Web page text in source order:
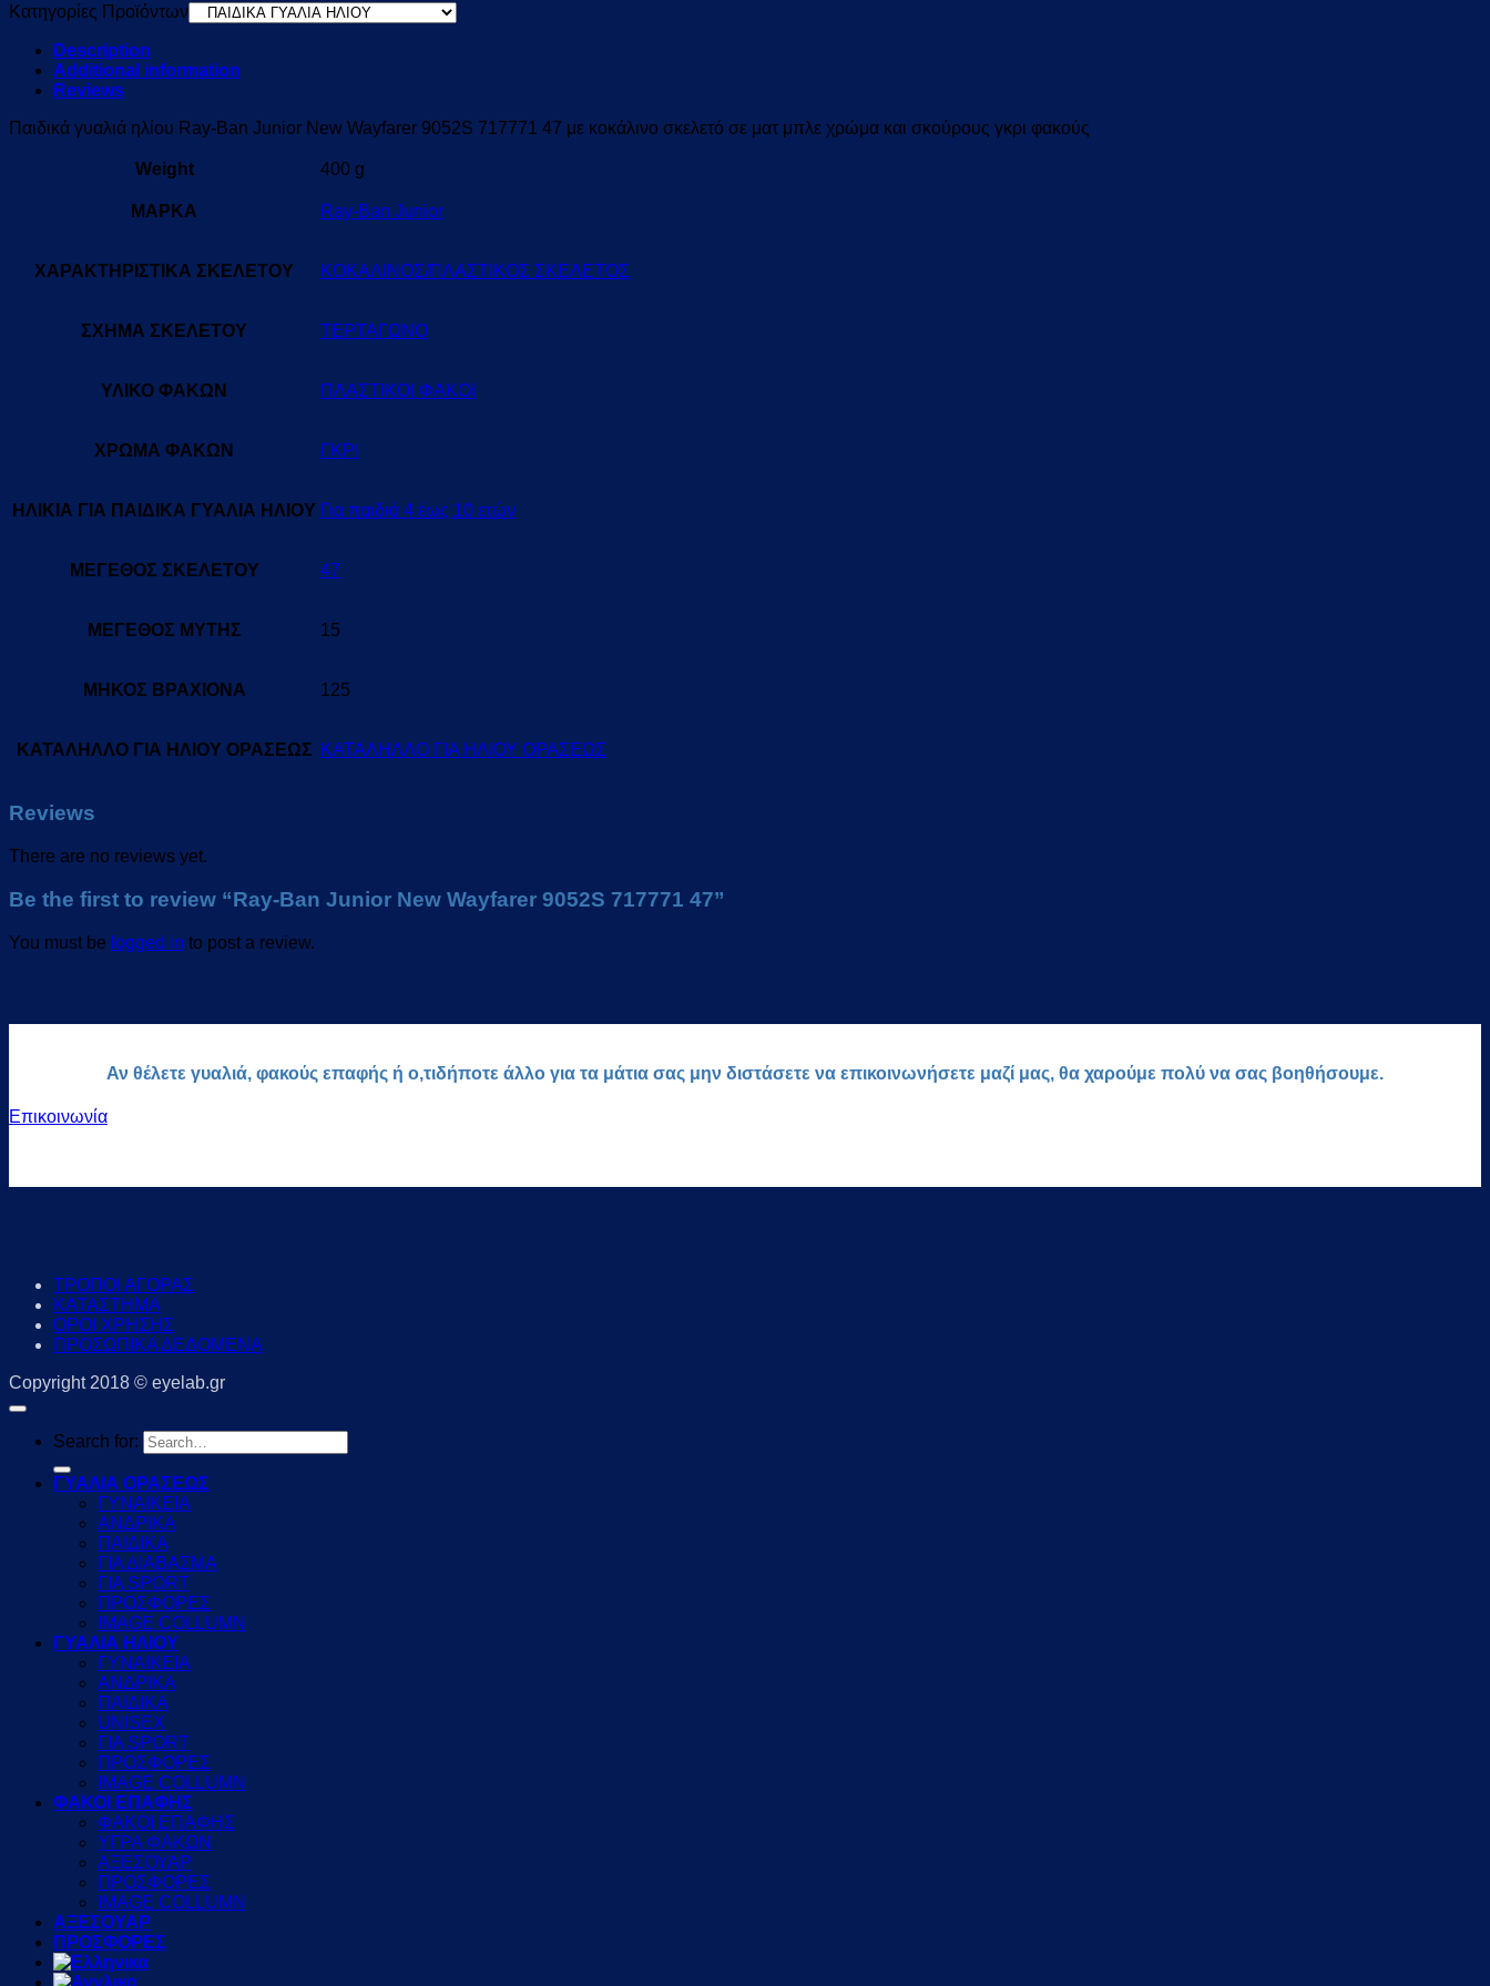
Κατηγορίες Προϊόντων
Description
Additional information
Reviews
Παιδικά γυαλιά ηλίου Ray-Ban Junior New Wayfarer 9052S 717771 47 με κοκάλινο σκελετό σε ματ μπλε χρώμα και σκούρους γκρι φακούς
Weight 400 g
ΜΑΡΚΑ Ray-Ban Junior
ΧΑΡΑΚΤΗΡΙΣΤΙΚΑ ΣΚΕΛΕΤΟΥ ΚΟΚΑΛΙΝΟΣ/ΠΛΑΣΤΙΚΟΣ ΣΚΕΛΕΤΟΣ
ΣΧΗΜΑ ΣΚΕΛΕΤΟΥ ΤΕΡΤΑΓΩΝΟ
ΥΛΙΚΟ ΦΑΚΩΝ ΠΛΑΣΤΙΚΟΙ ΦΑΚΟΙ
ΧΡΩΜΑ ΦΑΚΩΝ ΓΚΡΙ
ΗΛΙΚΙΑ ΓΙΑ ΠΑΙΔΙΚΑ ΓΥΑΛΙΑ ΗΛΙΟΥ Για παιδιά 4 έως 10 ετών
ΜΕΓΕΘΟΣ ΣΚΕΛΕΤΟΥ 47
ΜΕΓΕΘΟΣ ΜΥΤΗΣ 15
ΜΗΚΟΣ ΒΡΑΧΙΟΝΑ 125
ΚΑΤΑΛΗΛΛΟ ΓΙΑ ΗΛΙΟΥ ΟΡΑΣΕΩΣ ΚΑΤΑΛΗΛΛΟ ΓΙΑ ΗΛΙΟΥ ΟΡΑΣΕΩΣ
Reviews
There are no reviews yet.
Be the first to review “Ray-Ban Junior New Wayfarer 9052S 717771 47”
You must be logged in to post a review.
Αν θέλετε γυαλιά, φακούς επαφής ή ο,τιδήποτε άλλο για τα μάτια σας μην διστάσετε να επικοινωνήσετε μαζί μας, θα χαρούμε πολύ να σας βοηθήσουμε.
Επικοινωνία
ΤΡΟΠΟΙ ΑΓΟΡΑΣ
ΚΑΤΑΣΤΗΜΑ
ΟΡΟΙ ΧΡΗΣΗΣ
ΠΡΟΣΩΠΙΚΑ ΔΕΔΟΜΕΝΑ
Copyright 2018 © eyelab.gr
Search for:
ΓΥΑΛΙΑ ΟΡΑΣΕΩΣ
ΓΥΝΑΙΚΕΙΑ
ΑΝΔΡΙΚΑ
ΠΑΙΔΙΚΑ
ΓΙΑ ΔΙΑΒΑΣΜΑ
ΓΙΑ SPORT
ΠΡΟΣΦΟΡΕΣ
IMAGE COLLUMN
ΓΥΑΛΙΑ ΗΛΙΟΥ
ΓΥΝΑΙΚΕΙΑ
ΑΝΔΡΙΚΑ
ΠΑΙΔΙΚΑ
UNISEX
ΓΙΑ SPORT
ΠΡΟΣΦΟΡΕΣ
IMAGE COLLUMN
ΦΑΚΟΙ ΕΠΑΦΗΣ
ΦΑΚΟΙ ΕΠΑΦΗΣ
ΥΓΡΑ ΦΑΚΩΝ
ΑΞΕΣΟΥΑΡ
ΠΡΟΣΦΟΡΕΣ
IMAGE COLLUMN
ΑΞΕΣΟΥΑΡ
ΠΡΟΣΦΟΡΕΣ